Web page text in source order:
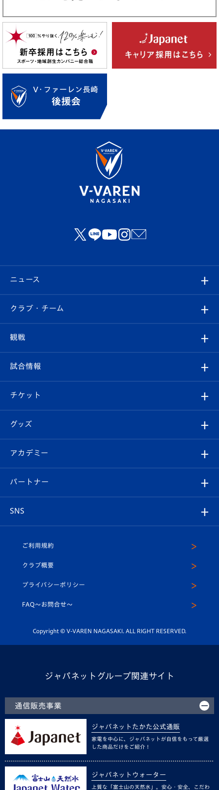
ニュース
すべて
クラブ
試合情報
チケット
イベント
メディア
ホームタウン
クラブ・チーム
クラブ概要
エンブレム紹介
スタッフプロフィール
マスコット紹介
平和祈念活動
ホームタウン活動
観戦
観戦ルール
はじめての観戦ガイド
Revive Team
ヴィヴィくんの長崎おもてなしガイド
試合情報
試合日程/結果
フォトギャラリー
スタジアムグルメ
チケット
チケット
V-LOVERS（ファンクラブ）
プレイヤーズスイート
グッズ
オンラインショップ
店舗情報
アカデミー
育成からのお知らせ
U-18
スクール
パートナー
SNS
ヴィヴィくんインスタグラム
公式LINE＠
ご利用規約
クラブ概要
プライバシーポリシー
FAQ〜お問合せ〜
Copyright © V-VAREN NAGASAKI. ALL RIGHT RESERVED.
ジャパネットグループ関連サイト
通信販売事業
ジャパネットたかた公式通販
家電を中心に、ジャパネットが自信をもって厳選
した商品だけをご紹介！
ジャパネットウォーター
上質な「富士山の天然水」。安心・安全、こだわ